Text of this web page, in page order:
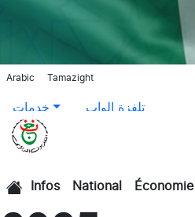
Arabic Tamazight
خدمات تلفزة الواب
الرئيسية
Infos National Économie